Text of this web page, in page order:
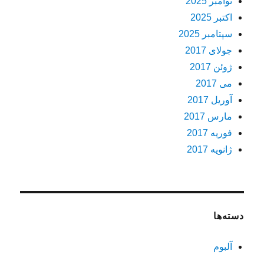
اکتبر 2025
سپتامبر 2025
جولای 2017
ژوئن 2017
می 2017
آوریل 2017
مارس 2017
فوریه 2017
ژانویه 2017
دسته‌ها
آلبوم